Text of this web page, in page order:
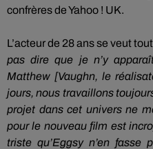
confrères de Yahoo ! UK.
L’acteur de 28 ans se veut
pas dire que je n’y
Matthew [Vaughn, le
jours, nous travaillons
projet dans cet univers ne
pour le nouveau film est
triste qu’Eggsyn’en fasse